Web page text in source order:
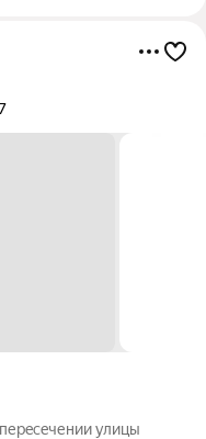
улицы